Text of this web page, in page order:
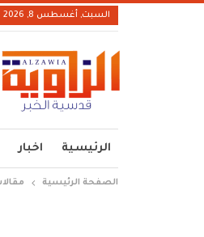
السبت, أغسطس 8, 2026
الرئيسية اخبار
الصفحة الرئيسية